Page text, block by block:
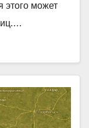
может